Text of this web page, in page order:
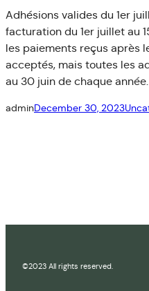
Adhésions valides du 1er
facturation du 1er juillet au
les paiements reçus après
acceptés, mais toutes les
au 30 juin de chaque année.
adminDecember 30, 2023
©2023 All rights reserved.